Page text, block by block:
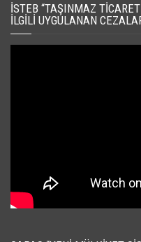
İSTEB “TAŞINMAZ
İLGILI UYGULANAN